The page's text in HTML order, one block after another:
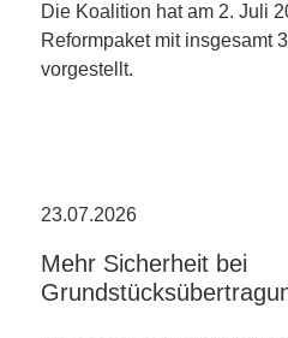
Die Koalition hat am 2. Juli
Reformpaket mit insgesamt
vorgestellt.
23.07.2026
Mehr Sicherheit bei